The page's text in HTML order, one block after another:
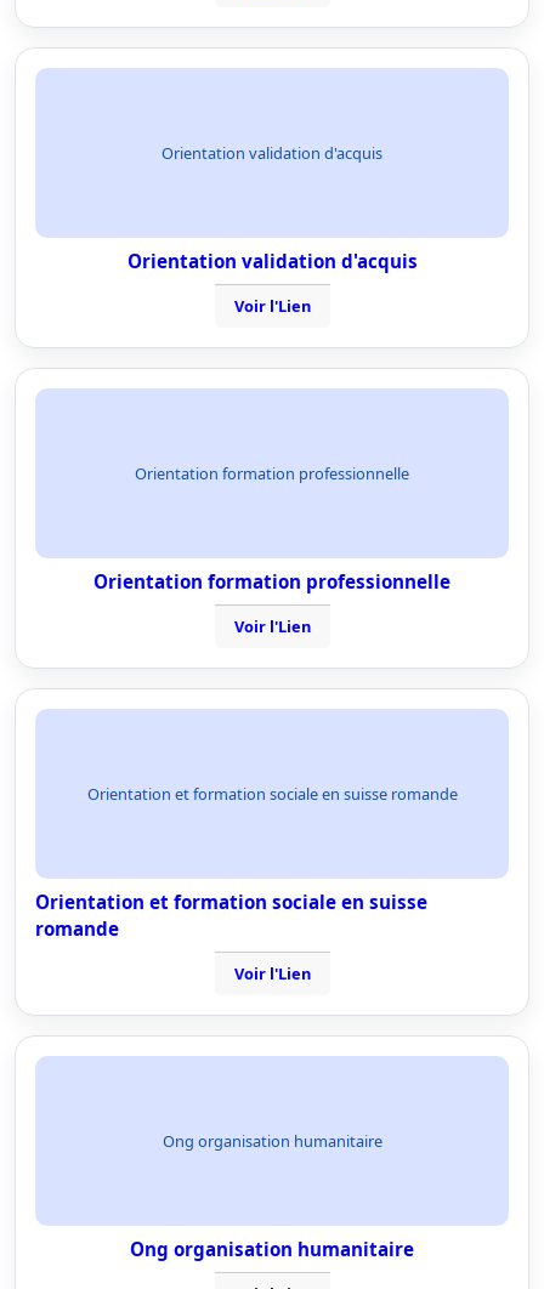
Orientation validation d'acquis
Orientation validation d'acquis
Voir l'Lien
Orientation formation professionnelle
Orientation formation professionnelle
Voir l'Lien
Orientation et formation sociale en suisse romande
Orientation et formation sociale en suisse
romande
Voir l'Lien
Ong organisation humanitaire
Ong organisation humanitaire